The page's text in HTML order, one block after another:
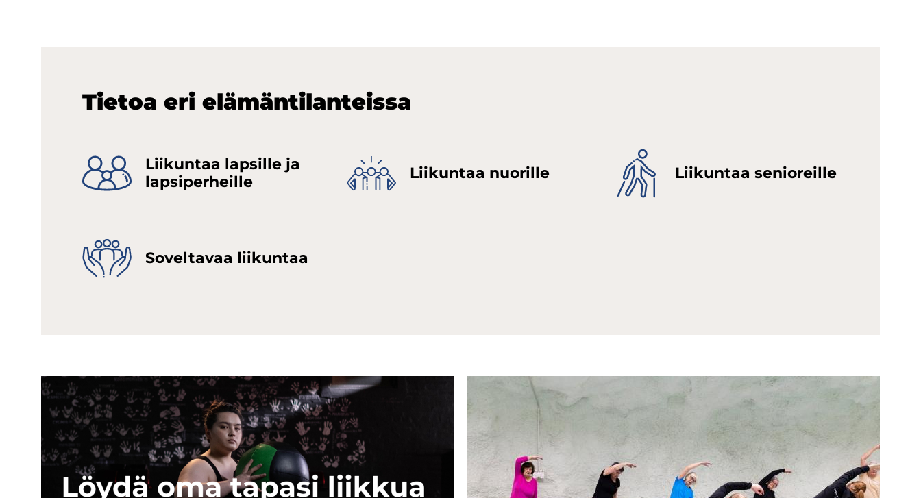
Tie­toa eri elä­män­ti­lan­teis­sa
Lii­kun­taa lap­sil­le ja
lap­si­per­heil­le
Lii­kun­taa nuo­ril­le Lii­kun­taa se­nio­reil­le
So­vel­ta­vaa lii­kun­taa